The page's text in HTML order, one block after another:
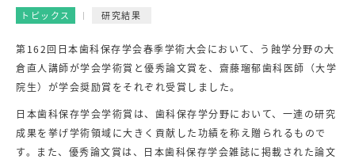
トピックス 研究結果
第162回日本歯科保存学会春季学術大会において、う蝕学分野の大
倉直人講師が学会学術賞と優秀論文賞を、齋藤瑠郁歯科医師（大学
院生）が学会奨励賞をそれぞれ受賞しました。
日本歯科保存学会学術賞は、歯科保存学分野において、一連の研究
成果を挙げ学術領域に大きく貢献した功績を称え贈られるもので
す。また、優秀論文賞は、日本歯科保存学会雑誌に掲載された論文